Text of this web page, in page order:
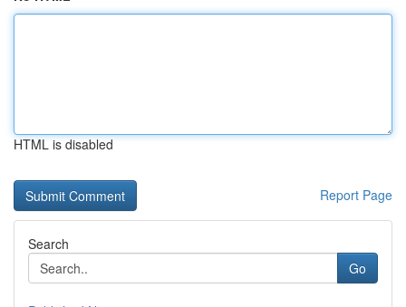
HTML is disabled
Report Page
Search
Go